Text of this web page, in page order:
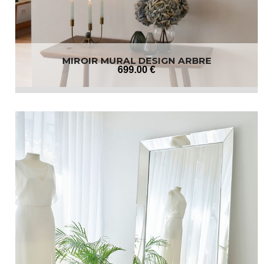
MIROIR MURAL DESIGN ARBRE
699.00 €